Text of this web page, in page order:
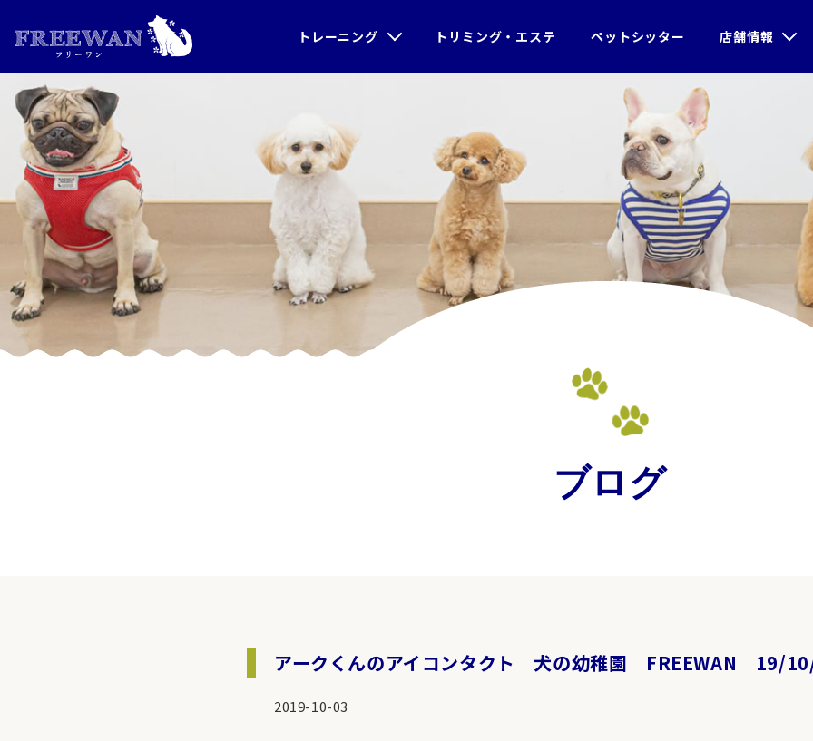
トレーニング トリミング・エステ ペットシッター 店舗情報
＞アークくんのア
ブログ
アークくんのアイコンタクト 犬の幼稚園 FREEWAN 19/
2019-10-03